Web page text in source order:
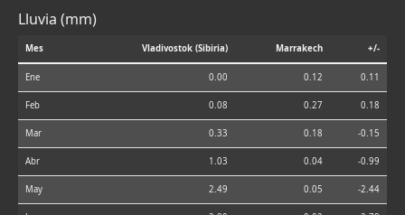
Lluvia (mm)
Mes Vladivostok (Sibiria) Marrakech +/-
Ene 0.00 0.12 0.11
Feb 0.08 0.27 0.18
Mar 0.33 0.18 -0.15
Abr 1.03 0.04 -0.99
May 2.49 0.05 -2.44